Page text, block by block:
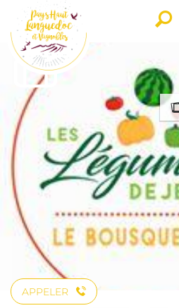
APPELER